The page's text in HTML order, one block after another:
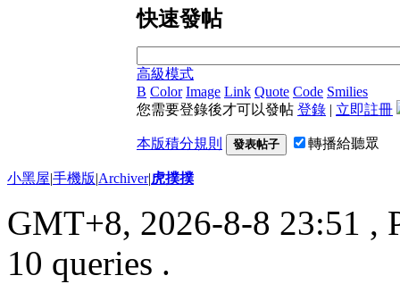
快速發帖
高級模式
B Color Image Link Quote Code Smilies
您需要登錄後才可以發帖 登錄 | 立即註冊
本版積分規則 發表帖子 轉播給聽眾
小黑屋|手機版|Archiver|虎撲撲
GMT+8, 2026-8-8 23:51 ,
10 queries .